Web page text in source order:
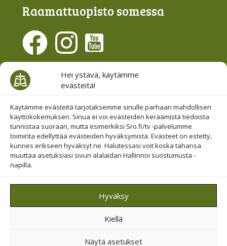
Hei ystävä, käytämme
evästeitä!
Käytämme evästeitä tarjotaksemme sinulle parhaan mahdollisen
käyttökokemuksen. Sinua ei voi evästeiden keräämistä tiedoista
tunnistaa suoraan, mutta esimerkiksi Sro.fi/tv -palvelumme
toiminta edellyttää evästeiden hyväksymistä. Evästeet on estetty,
kunnes erikseen hyväksyt ne. Halutessasi voit koska tahansa
muuttaa asetuksiasi sivun alalaidan Hallinnoi suostumusta -
napilla.
Hyväksy
Kiellä
Näytä asetukset
Raamattu­opisto somessa
Evästesuostumus
Hallinnoi evästeitä
Etsi sivuiltamme
© 2019-2026 Suomen Raamattuopiston Säätiö
Saavutettavuus huomioitu
Tietosuojajaehdot